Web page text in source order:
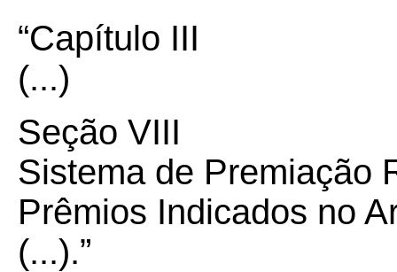
“Capítulo III
(...)
Seção VIII
Sistema de Premiação
Prêmios Indicados no
(...).”